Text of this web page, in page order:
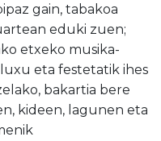
gain, tabakoa
eduki zuen;
etxeko musika-
eta festetatik ihes
bakartia bere
kideen, lagunen eta